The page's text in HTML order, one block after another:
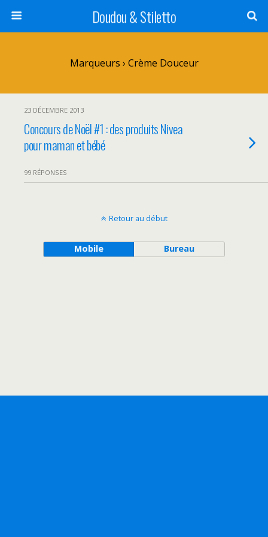
Doudou & Stiletto
Marqueurs › Crème Douceur
23 DÉCEMBRE 2013
Concours de Noël #1 : des produits Nivea
pour maman et bébé
99 RÉPONSES
Retour au début
Mobile Bureau